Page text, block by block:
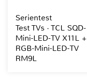
Serientest
Test TVs · TCL SQD-
Mini-LED-TV X11L +
RGB-Mini-LED-TV
RM9L